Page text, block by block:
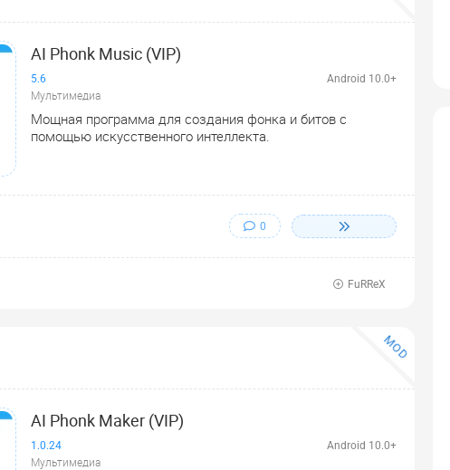
AI Phonk Music (VIP)
5.6 Android 10.0+
Мультимедиа
Мощная программа для создания фонка и битов с
помощью искусственного интеллекта.
0
FuRReX
MOD
AI Phonk Maker (VIP)
1.0.24 Android 10.0+
Мультимедиа